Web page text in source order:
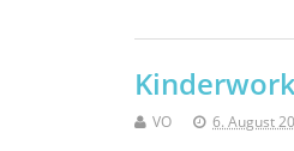
VO 6. August